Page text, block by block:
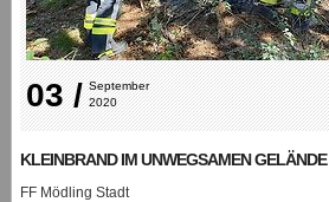
03 / September
2020
KLEINBRAND IM UNWEGSAMEN GELÄNDE
FF Mödling Stadt